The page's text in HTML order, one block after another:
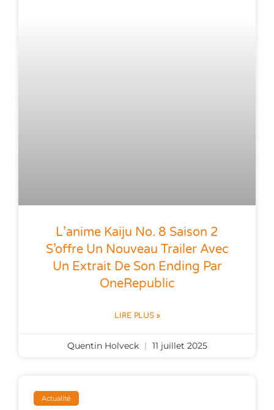
L’anime Kaiju No. 8 Saison 2
S’offre Un Nouveau Trailer Avec
Un Extrait De Son Ending Par
OneRepublic
LIRE PLUS »
Quentin Holveck 11 juillet 2025
Actualité